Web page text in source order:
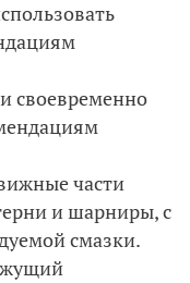
своевременно
части
и шарниры, с
смазки.